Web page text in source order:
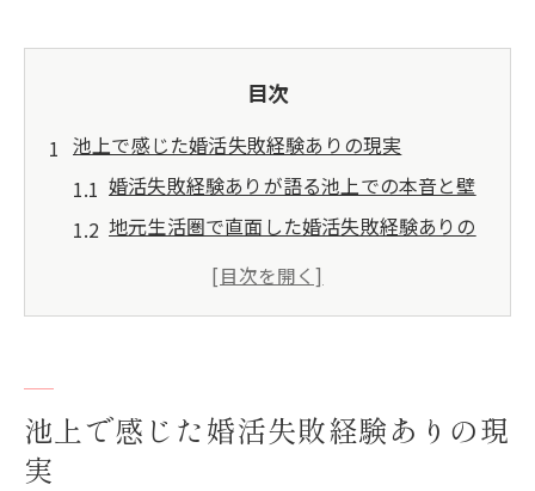
目次
池上で感じた婚活失敗経験ありの現実
婚活失敗経験ありが語る池上での本音と壁
地元生活圏で直面した婚活失敗経験ありの
の理由
池上で感じた婚活失敗経験ありの現
実